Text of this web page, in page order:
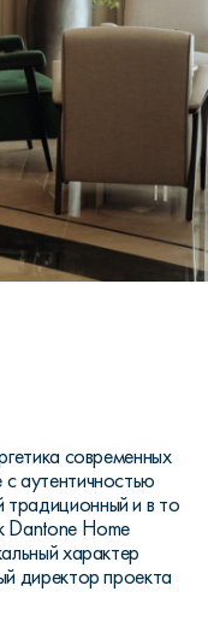
современных
аутентичностью
и в то
Dantone Home
характер
директор проекта